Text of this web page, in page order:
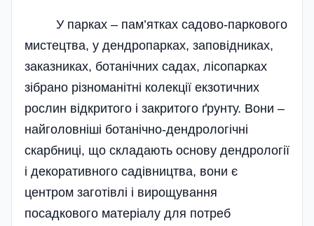
У парках – пам’ятках садово-паркового
мистецтва, у дендропарках, заповідниках,
заказниках, ботанічних садах, лісопарках
зібрано різноманітні колекції екзотичних
рослин відкритого і закритого ґрунту. Вони –
найголовніші ботанічно-дендрологічні
скарбниці, що складають основу дендрології
і декоративного садівництва, вони є
центром заготівлі і вирощування
посадкового матеріалу для потреб